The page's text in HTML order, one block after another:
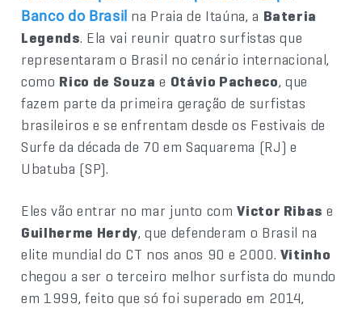
Banco do Brasil na Praia de Itaúna, a Bateria
Legends. Ela vai reunir quatro surfistas que
representaram o Brasil no cenário internacional,
como Rico de Souza e Otávio Pacheco, que
fazem parte da primeira geração de surfistas
brasileiros e se enfrentam desde os Festivais de
Surfe da década de 70 em Saquarema (RJ) e
Ubatuba (SP).
Eles vão entrar no mar junto comVictor Ribas e
Guilherme Herdy, que defenderam o Brasil na
elite mundial do CT nos anos 90 e 2000. Vitinho
chegou a ser o terceiro melhor surfista do mundo
em 1999, feito que só foi superado em 2014,